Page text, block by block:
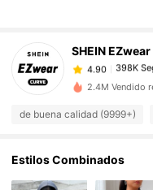
SHEIN EZwear
398K
4.90
398K
s***e
4.90
398K
4.90 398K
4.90 398K
2.4M Vendido
de buena calidad (9999+)
Estilos Combinados